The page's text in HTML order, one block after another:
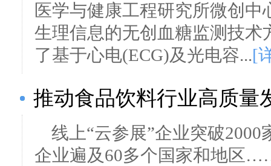
医学与健康工程研究所微创
生理信息的无创血糖监测技
了基于心电(ECG)及光电容...[
推动食品饮料行业高质量
线上“云参展”企业突破
企业遍及60多个国家和地区